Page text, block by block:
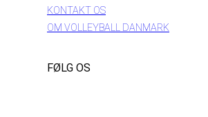
KONTAKT OS
OM VOLLEYBALL DANMARK
FØLG OS